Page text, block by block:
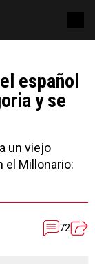
español
y se
un viejo
el Millonario:
72